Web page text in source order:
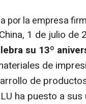
por la empresa
, 1 de julio de
su 13º
de
de
ha puesto a